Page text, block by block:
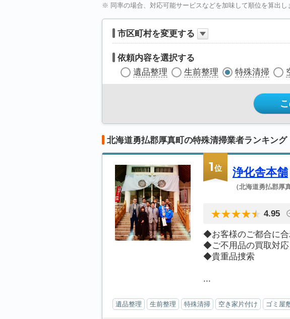
※ 同率の場合、対応可能サービスなどを加味して順位を算出し
市区町村を変更する
依頼内容を選択する
遺品整理
生前整理 特殊清掃
北海道勇払郡厚真町の特殊清掃業者ランキング
1位 浄化舎本舗
（北海道勇払郡厚
4.95
◆お客様のご都合に
◆ご不用品の買取対応
◆貴重品捜索
...
遺品整理 生前整理 特殊清掃 空き家片付け ゴミ屋